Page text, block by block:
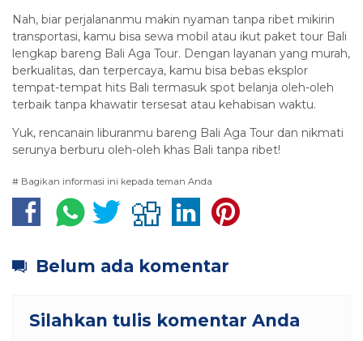
Nah, biar perjalananmu makin nyaman tanpa ribet mikirin
transportasi, kamu bisa sewa mobil atau ikut paket tour Bali
lengkap bareng Bali Aga Tour. Dengan layanan yang murah,
berkualitas, dan terpercaya, kamu bisa bebas eksplor
tempat-tempat hits Bali termasuk spot belanja oleh-oleh
terbaik tanpa khawatir tersesat atau kehabisan waktu.
Yuk, rencanain liburanmu bareng Bali Aga Tour dan nikmati
serunya berburu oleh-oleh khas Bali tanpa ribet!
# Bagikan informasi ini kepada teman Anda
Belum ada komentar
Silahkan tulis komentar Anda